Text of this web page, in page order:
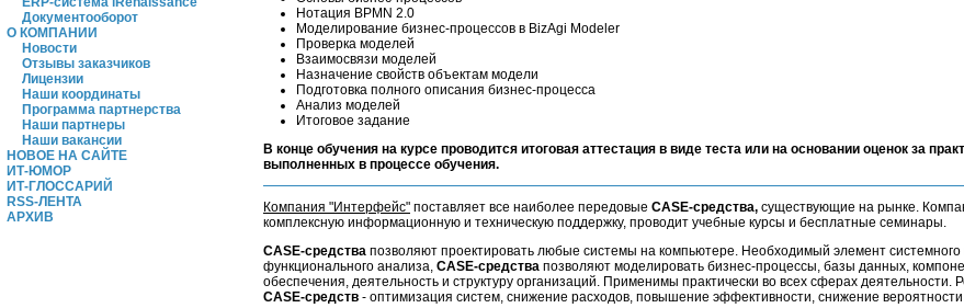
Документооборот
О КОМПАНИИ
Новости
Отзывы заказчиков
Лицензии
Наши координаты
Программа партнерства
Наши партнеры
Наши вакансии
НОВОЕ НА САЙТЕ
ИТ-ЮМОР
ИТ-ГЛОССАРИЙ
RSS-ЛЕНТА
АРХИВ
Нотация BPMN 2.0
Моделирование бизнес-процессов в BizAgi Modeler
Проверка моделей
Взаимосвязи моделей
Назначение свойств объектам модели
Подготовка полного описания бизнес-процесса
Анализ моделей
Итоговое задание
В конце обучения на курсе проводится итоговая аттестация в виде теста или на основании оценок за
выполненных в процессе обучения.
Компания "Интерфейс" поставляет все наиболее передовые CASE-средства, существующие на рынке.
комплексную информационную и техническую поддержку, проводит учебные курсы и бесплатные семинары.
CASE-средства позволяют проектировать любые системы на компьютере. Необходимый элемент системного
функционального анализа, CASE-средства позволяют моделировать бизнес-процессы, базы данных,
обеспечения, деятельность и структуру организаций. Применимы практически во всех сферах деятельности.
CASE-средств - оптимизация систем, снижение расходов, повышение эффективности, снижение